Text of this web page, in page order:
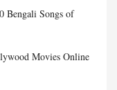
20 Bengali Songs of
Movies Online